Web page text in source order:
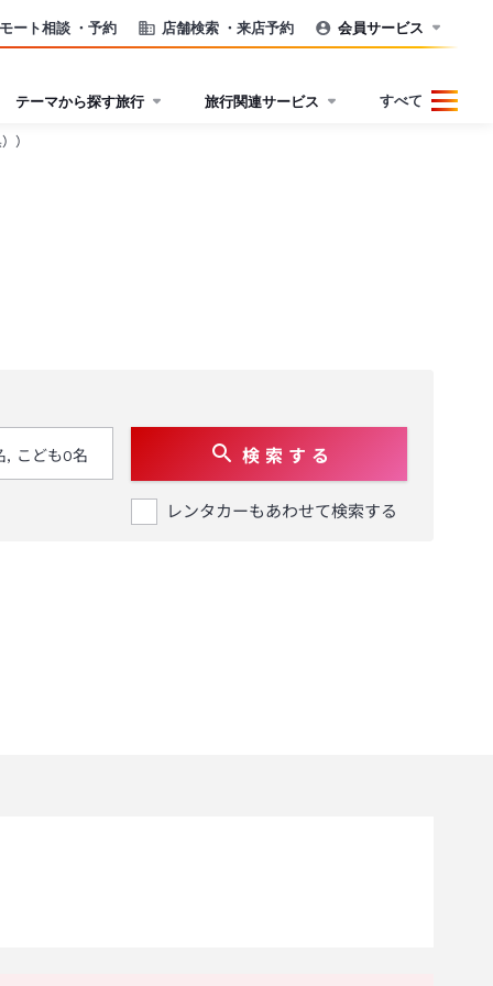
ート相談 ・予約 店舗検索 ・来店予約 会員サービス
テーマから探す旅行 旅行関連サービス すべて
）
検 索 す る
レンタカーもあわせて検索する